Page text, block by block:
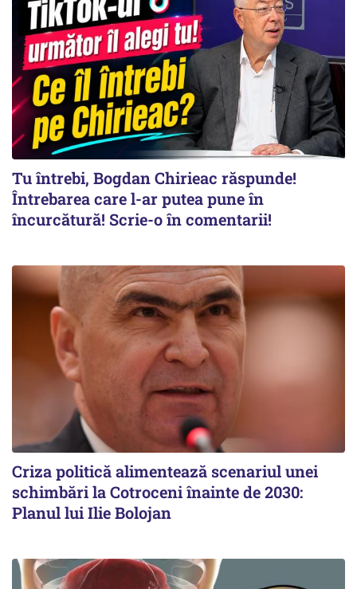
Tu întrebi, Bogdan Chirieac răspunde!
Întrebarea care l-ar putea pune în
încurcătură! Scrie-o în comentarii!
Criza politică alimentează scenariul unei
schimbări la Cotroceni înainte de 2030:
Planul lui Ilie Bolojan